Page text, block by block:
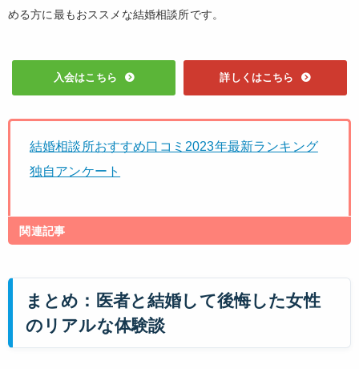
める方に最もおススメな結婚相談所です。
入会はこちら 詳しくはこちら
関連記事
結婚相談所おすすめ口コミ2023年最新ランキング
独自アンケート
まとめ：医者と結婚して後悔した女性
のリアルな体験談